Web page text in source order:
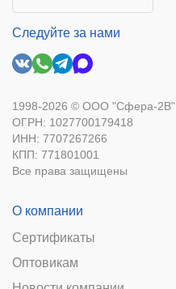
Следуйте за нами
1998-2026 © ООО "Сфера-2В"
ОГРН: 1027700179418
ИНН: 7707267266
КПП: 771801001
Все права защищены
О компании
Сертификаты
Оптовикам